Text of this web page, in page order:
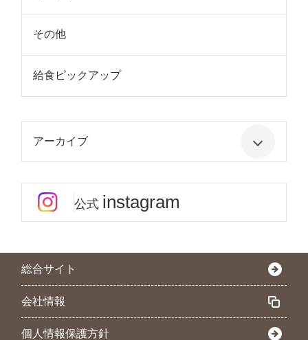
その他
給食ピックアップ
アーカイブ
公式 instagram
総合サイト
会社情報
個人情報保護方針